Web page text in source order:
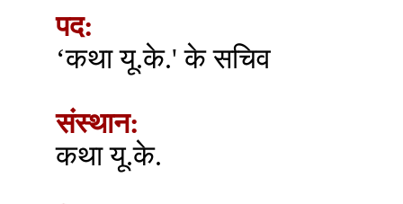
पद:
‘कथा यू.के.' के सचिव
संस्थान:
कथा यू.के.